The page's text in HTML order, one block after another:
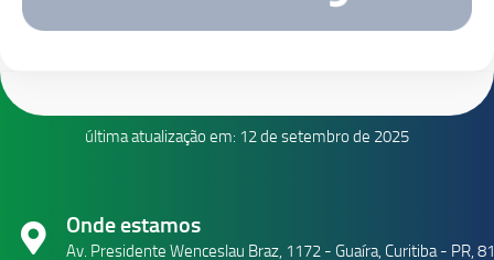
última atualização em: 12 de setembro de 2025
Onde estamos
Av. Presidente Wenceslau Braz, 1172 - Guaíra, Curitiba - PR,